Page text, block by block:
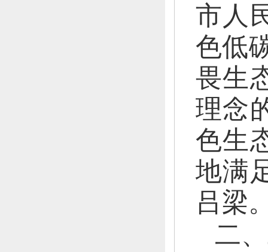
市人
色低
畏生
理念
色生
地满
吕梁
二、